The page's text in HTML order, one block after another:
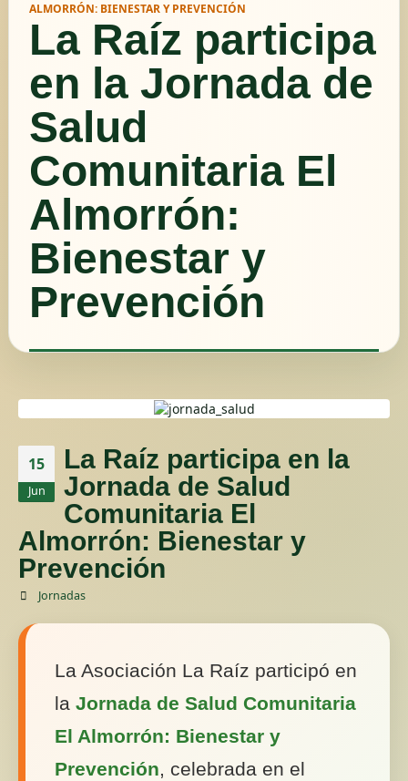
ALMORRÓN: BIENESTAR Y PREVENCIÓN
La Raíz participa
en la Jornada de
Salud
Comunitaria El
Almorrón:
Bienestar y
Prevención
15
Jun
La Raíz participa en la
Jornada de Salud
Comunitaria El
Almorrón: Bienestar y
Prevención
Jornadas
La Asociación La Raíz participó en
la Jornada de Salud Comunitaria
El Almorrón: Bienestar y
Prevención, celebrada en el